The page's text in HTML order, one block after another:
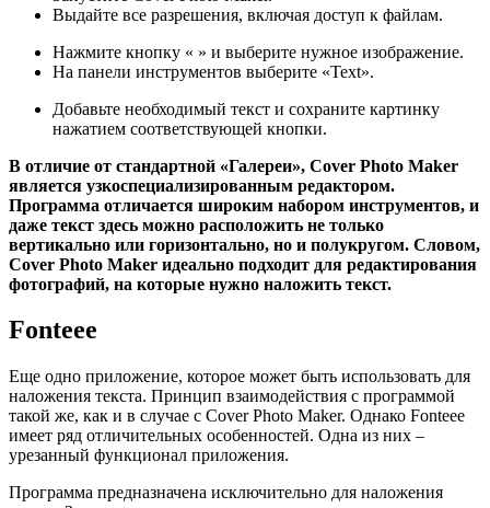
Выдайте все разрешения, включая доступ к файлам.
Нажмите кнопку « » и выберите нужное изображение.
На панели инструментов выберите «Text».
Добавьте необходимый текст и сохраните картинку
нажатием соответствующей кнопки.
В отличие от стандартной «Галереи», Cover Photo Maker
является узкоспециализированным редактором.
Программа отличается широким набором инструментов, и
даже текст здесь можно расположить не только
вертикально или горизонтально, но и полукругом. Словом,
Cover Photo Maker идеально подходит для редактирования
фотографий, на которые нужно наложить текст.
Fonteee
Еще одно приложение, которое может быть использовать для
наложения текста. Принцип взаимодействия с программой
такой же, как и в случае с Cover Photo Maker. Однако Fonteee
имеет ряд отличительных особенностей. Одна из них –
урезанный функционал приложения.
Программа предназначена исключительно для наложения